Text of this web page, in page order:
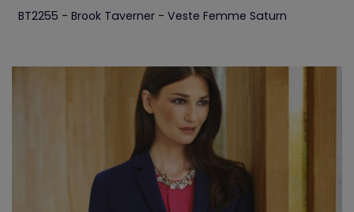
BT2255 - Brook Taverner - Veste Femme Saturn